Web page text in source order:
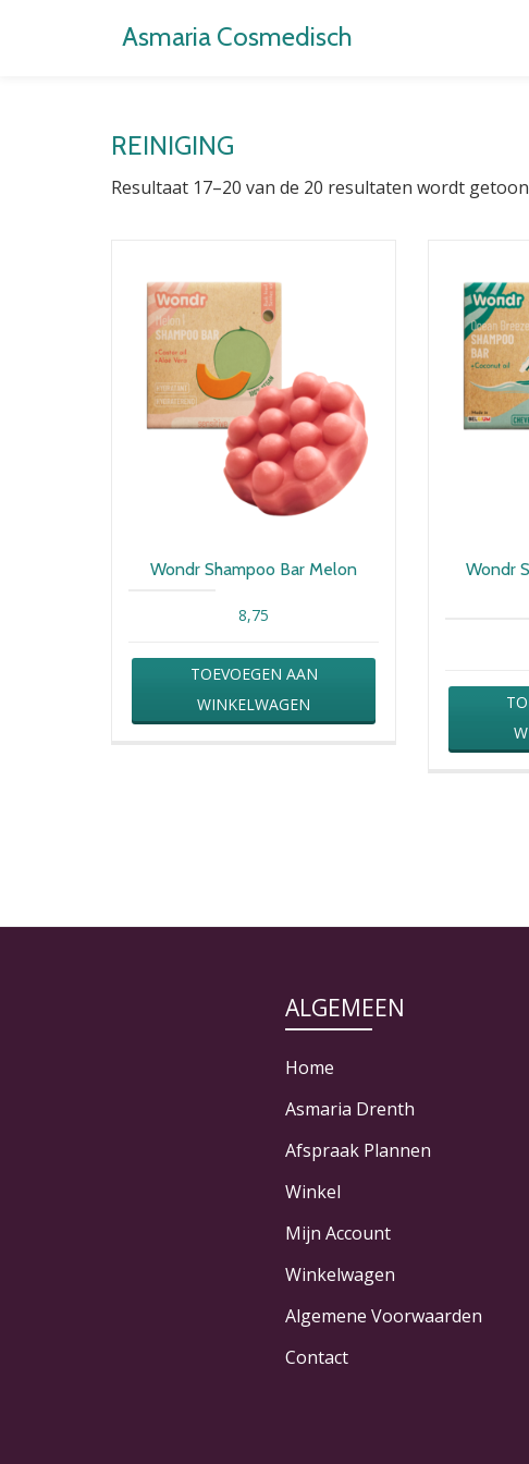
Asmaria Cosmedisch
REINIGING
Resultaat 17–20 van de 20 resultaten wordt
Wondr Shampoo Bar Melon
8,75
TOEVOEGEN AAN
WINKELWAGEN
Wondr
ALGEMEEN
Home
Asmaria Drenth
Afspraak Plannen
Winkel
Mijn Account
Winkelwagen
Algemene Voorwaarden
Contact